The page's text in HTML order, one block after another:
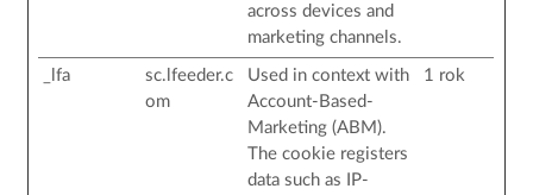
across devices and
marketing channels.
_lfa
sc.lfeeder.c
om
Used in context with
Account-Based-
Marketing (ABM).
The cookie registers
data such as IP-
1 rok